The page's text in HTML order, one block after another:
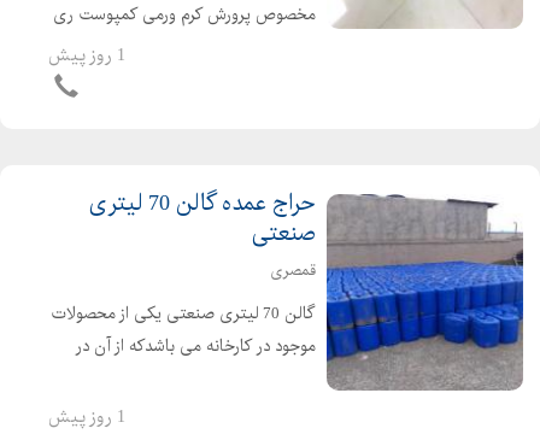
مخصوص پرورش کرم ورمی کمپوست ری
پلاستیک تنها تولید کننده سبدهای لبه
کوتاه 7 سانتی مخصوص پرورش کرم میل
1 روز پیش
حراج عمده گالن 70 لیتری
صنعتی
قمصری
گالن 70 لیتری صنعتی یکی از محصولات
موجود در کارخانه می باشدکه از آن در
ظرفیت 70 لیتر را دارد و در برابر نورخورشید
1 روز پیش